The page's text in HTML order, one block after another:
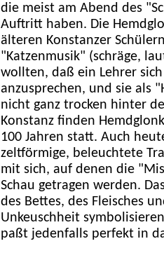
die meist am Abend des
Auftritt haben. Die
älteren Konstanzer
"Katzenmusik" (schräge,
wollten, daß ein Lehrer
anzusprechen, und sie als
nicht ganz trocken hinter
Konstanz finden
100 Jahren statt. Auch
zeltförmige, beleuchtete
mit sich, auf denen die
Schau getragen werden.
des Bettes, des Fleisches
Unkeuschheit
paßt jedenfalls perfekt in